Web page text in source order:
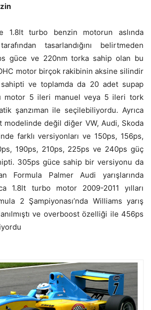
1.8lt turbo benzin motorun aslında
tasarlandığını belirtmeden
güce ve 220nm torka sahip olan bu
motor birçok rakibinin aksine silindir
sahipti ve toplamda da 20 adet supap
motor 5 ileri manuel veya 5 ileri tork
şanzıman ile seçilebiliyordu. Ayrıca
modelinde değil diğer VW, Audi, Skoda
farklı versiyonları ve 150ps, 156ps,
190ps, 210ps, 225ps ve 240ps güç
305ps güce sahip bir versiyonu da
Formula Palmer Audi yarışlarında
1.8lt turbo motor 2009-2011 yılları
2 Şampiyonası’nda Williams yarış
ve overboost özelliği ile 456ps